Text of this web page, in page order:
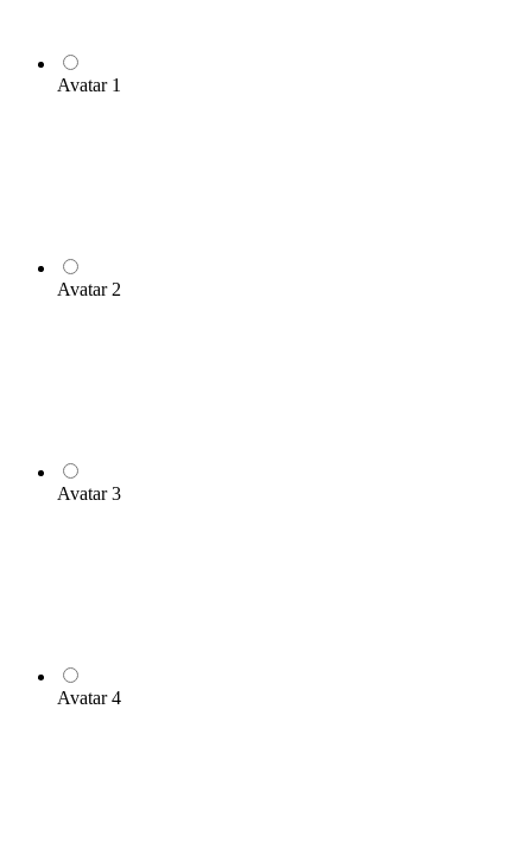
Avatar 1
Avatar 2
Avatar 3
Avatar 4